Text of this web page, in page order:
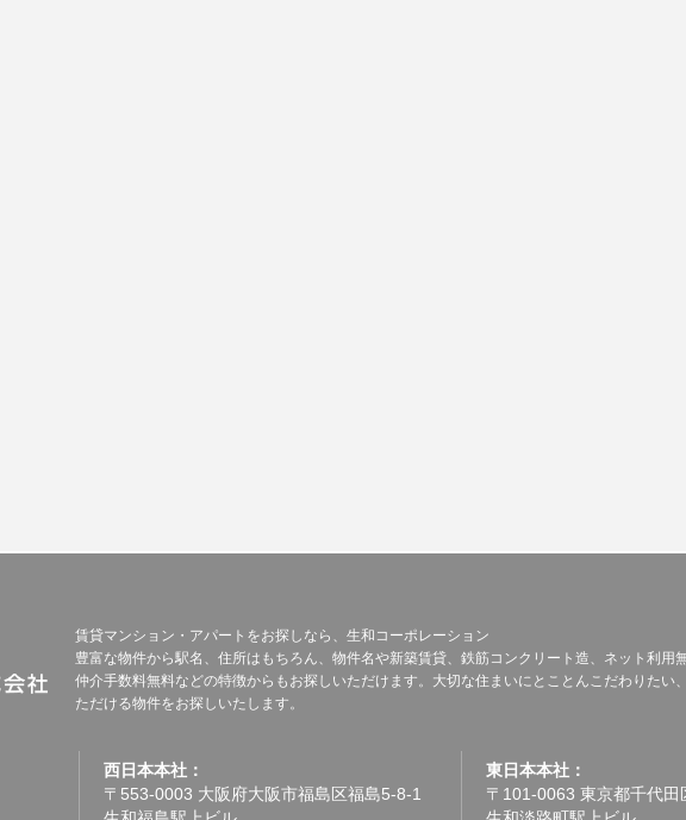
賃貸マンション・アパートをお探しなら、生和コーポレーション
豊富な物件から駅名、住所はもちろん、物件名や新築賃貸、鉄筋コンクリート造、ネット利用
仲介手数料無料などの特徴からもお探しいただけます。大切な住まいにとことんこだわりたい
ただける物件をお探しいたします。
西日本本社：
〒553-0003 大阪府大阪市福島区福島5-8-1
東日本本社：
〒101-0063 東京都千代田